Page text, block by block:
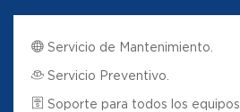
Servicio de Mantenimiento.
Servicio Preventivo.
Soporte para todos los equipos.